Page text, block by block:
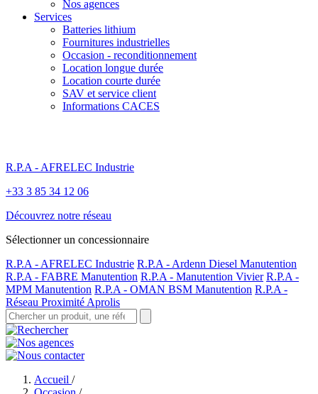
Nos agences
Services
Batteries lithium
Fournitures industrielles
Occasion - reconditionnement
Location longue durée
Location courte durée
SAV et service client
Informations CACES
R.P.A - AFRELEC Industrie
+33 3 85 34 12 06
Découvrez notre réseau
Sélectionner un concessionnaire
R.P.A - AFRELEC Industrie R.P.A - Ardenn Diesel Manutention
R.P.A - FABRE Manutention R.P.A - Manutention Vivier R.P.A -
MPM Manutention R.P.A - OMAN BSM Manutention R.P.A -
Réseau Proximité Aprolis
Accueil /